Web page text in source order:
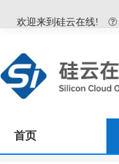
欢迎来到硅云在线!
首页